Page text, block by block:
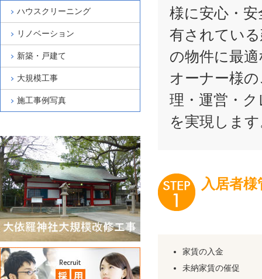
様に安心・
有されてい
の物件に最
オーナー様
理・運営・
を実現しま
入居者様
家賃の入金
未納家賃の催促
ハウスクリーニング
リノベーション
新築・戸建て
大規模工事
施工事例写真